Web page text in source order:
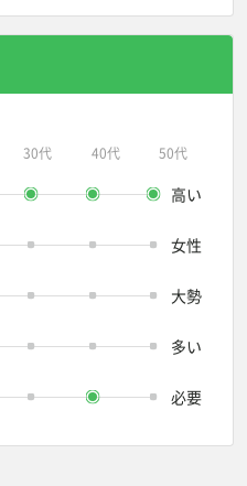
30代 40代 50代
高い
女性
大勢
多い
必要